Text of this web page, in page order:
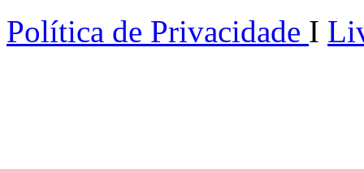
Política de Privacidade I